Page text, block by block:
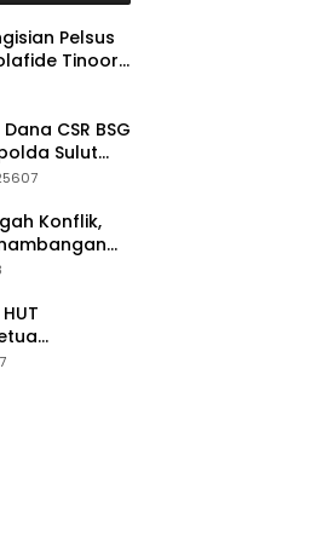
Pelsus
Tinoor
Toreh :
CSR BSG
Sulut
ini
Konflik,